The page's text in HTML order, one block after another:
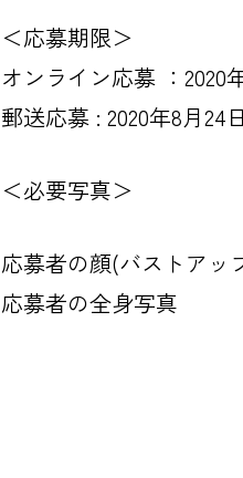
＜応募期限＞
オンライン応募 ：2020
郵送応募 : 2020年8月24
＜必要写真＞
応募者の顔(バストアッ
応募者の全身写真